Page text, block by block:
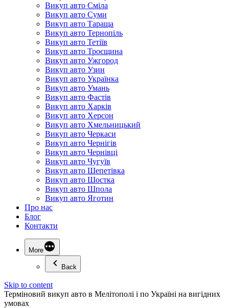
Викуп авто Сміла
Викуп авто Суми
Викуп авто Тараща
Викуп авто Тернопіль
Викуп авто Тетіїв
Викуп авто Троєщина
Викуп авто Ужгород
Викуп авто Узин
Викуп авто Українка
Викуп авто Умань
Викуп авто Фастів
Викуп авто Харків
Викуп авто Херсон
Викуп авто Хмельницький
Викуп авто Черкаси
Викуп авто Чернігів
Викуп авто Чернівці
Викуп авто Чугуїв
Викуп авто Шепетівка
Викуп авто Шостка
Викуп авто Шпола
Викуп авто Яготин
Про нас
Блог
Контакти
More
Back
Skip to content
Терміновий викуп авто в Мелітополі і по Україні на вигідних
умовах